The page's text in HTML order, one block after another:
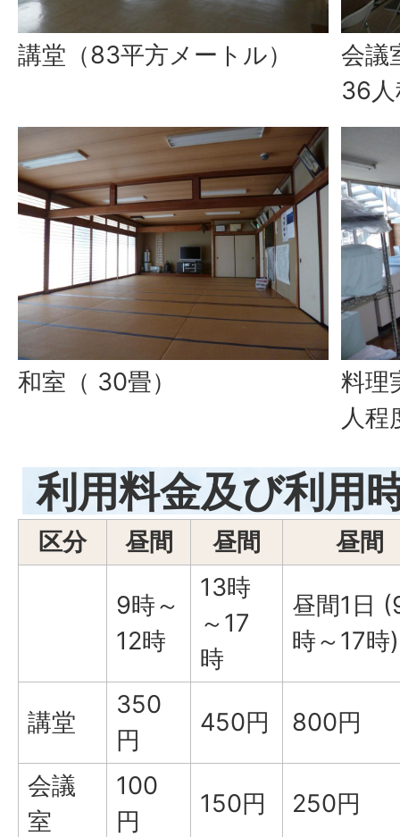
講堂（83平方メートル）
会議
36
和室（ 30畳）
料理
人程
利用料金及び利用
区分 昼間 昼間 昼間
9時～
12時
13時
～17
時
昼間1日
時～17時)
講堂
350
円
450円 800円
会議
室
100
円
150円 250円